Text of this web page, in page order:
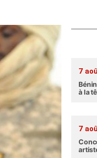
7
à la
7